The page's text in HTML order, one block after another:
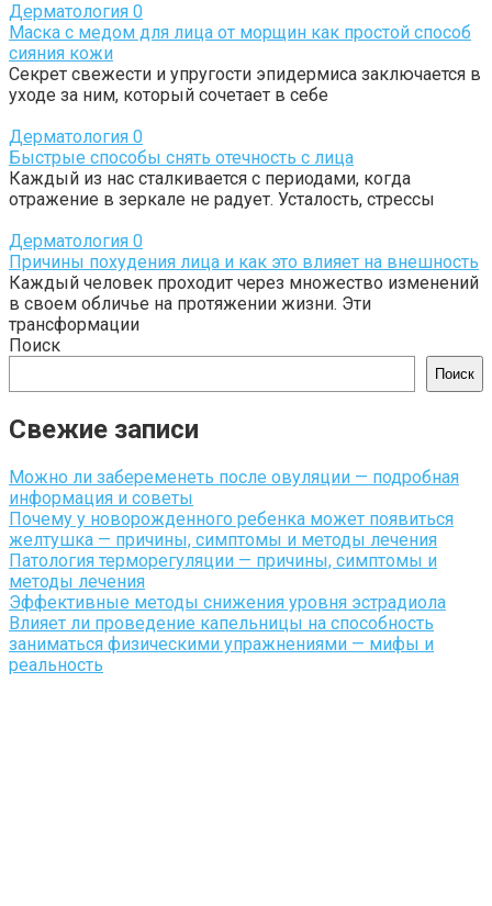
Дерматология 0
Маска с медом для лица от морщин как простой способ
сияния кожи
Секрет свежести и упругости эпидермиса заключается в
уходе за ним, который сочетает в себе
Дерматология 0
Быстрые способы снять отечность с лица
Каждый из нас сталкивается с периодами, когда
отражение в зеркале не радует. Усталость, стрессы
Дерматология 0
Причины похудения лица и как это влияет на внешность
Каждый человек проходит через множество изменений
в своем обличье на протяжении жизни. Эти
трансформации
Поиск
Поиск
Свежие записи
Можно ли забеременеть после овуляции — подробная
информация и советы
Почему у новорожденного ребенка может появиться
желтушка — причины, симптомы и методы лечения
Патология терморегуляции — причины, симптомы и
методы лечения
Эффективные методы снижения уровня эстрадиола
Влияет ли проведение капельницы на способность
заниматься физическими упражнениями — мифы и
реальность